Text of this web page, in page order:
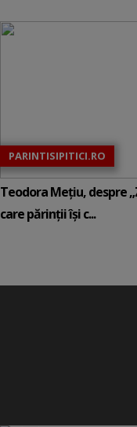
PARINTISIPITICI.RO
Teodora Mețiu, despre
care părinții își c...